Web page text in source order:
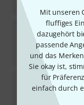
Mit unseren
fluffiges
dazugehört
passende
und das
Sie okay ist,
für
einfach durch
8,90€